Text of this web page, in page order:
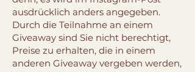
ausdrücklich anders angegeben.
Durch die Teilnahme an einem
Giveaway sind Sie nicht berechtigt,
Preise zu erhalten, die in einem
anderen Giveaway vergeben werden,